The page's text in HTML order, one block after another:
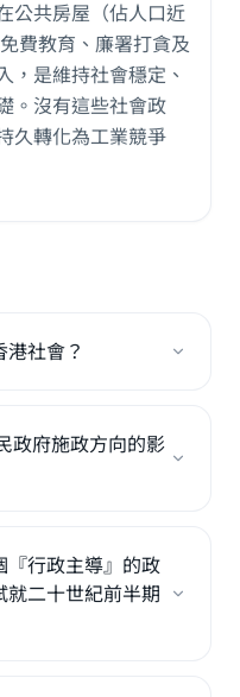
公共房屋（佔人口近
費教育、廉署打貪及
，是維持社會穩定、
。沒有這些社會政
久轉化為工業競爭
社會？
政府施政方向的影
『行政主導』的政
就二十世紀前半期